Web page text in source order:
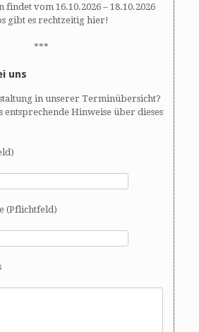
findet vom 16.10.2026 – 18.10.2026
gibt es rechtzeitig hier!
***
uns
in unserer Terminübersicht?
entsprechende Hinweise über dieses
(Pflichtfeld)